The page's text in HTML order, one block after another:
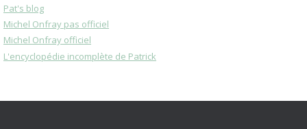
Pat's blog
Michel Onfray pas officiel
Michel Onfray officiel
L'encyclopédie incomplète de Patrick